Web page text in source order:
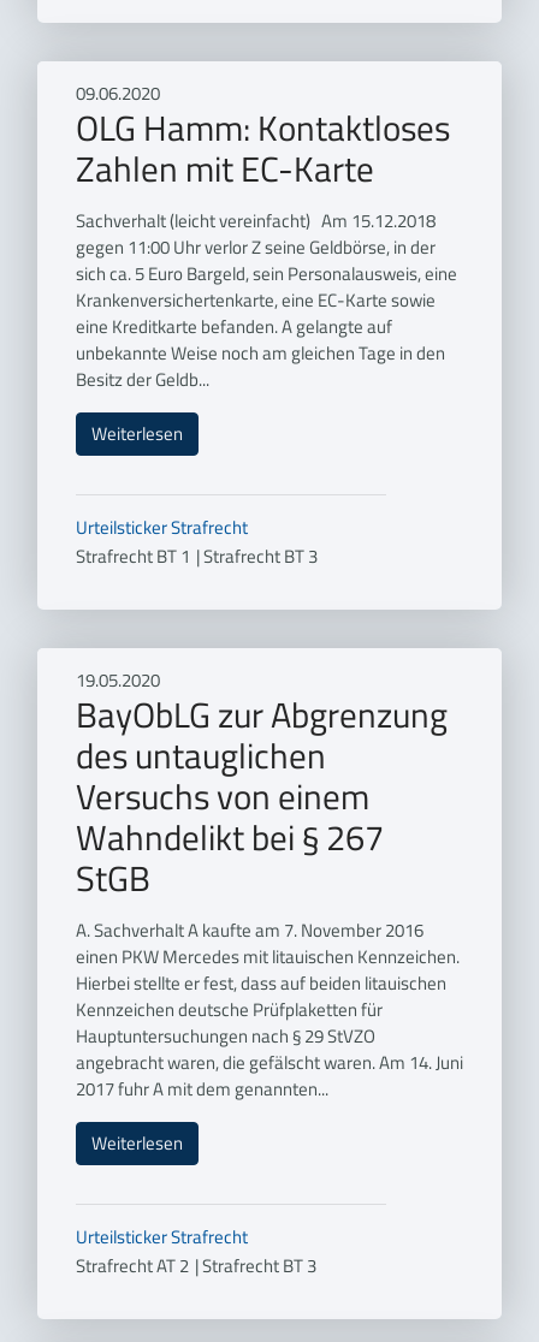
09.06.2020
OLG Hamm: Kontaktloses
Zahlen mit EC-Karte
Sachverhalt (leicht vereinfacht) Am 15.12.2018
gegen 11:00 Uhr verlor Z seine Geldbörse, in der
sich ca. 5 Euro Bargeld, sein Personalausweis, eine
Krankenversichertenkarte, eine EC-Karte sowie
eine Kreditkarte befanden. A gelangte auf
unbekannte Weise noch am gleichen Tage in den
Besitz der Geldb...
Weiterlesen
UrteilstickerStrafrecht
Strafrecht BT 1 |Strafrecht BT 3
19.05.2020
BayObLG zur Abgrenzung
des untauglichen
Versuchs von einem
Wahndelikt bei § 267
StGB
A. Sachverhalt A kaufte am 7. November 2016
einen PKW Mercedes mit litauischen Kennzeichen.
Hierbei stellte er fest, dass auf beiden litauischen
Kennzeichen deutsche Prüfplaketten für
Hauptuntersuchungen nach § 29 StVZO
angebracht waren, die gefälscht waren. Am 14. Juni
2017 fuhr A mit dem genannten...
Weiterlesen
UrteilstickerStrafrecht
Strafrecht AT 2 |Strafrecht BT 3